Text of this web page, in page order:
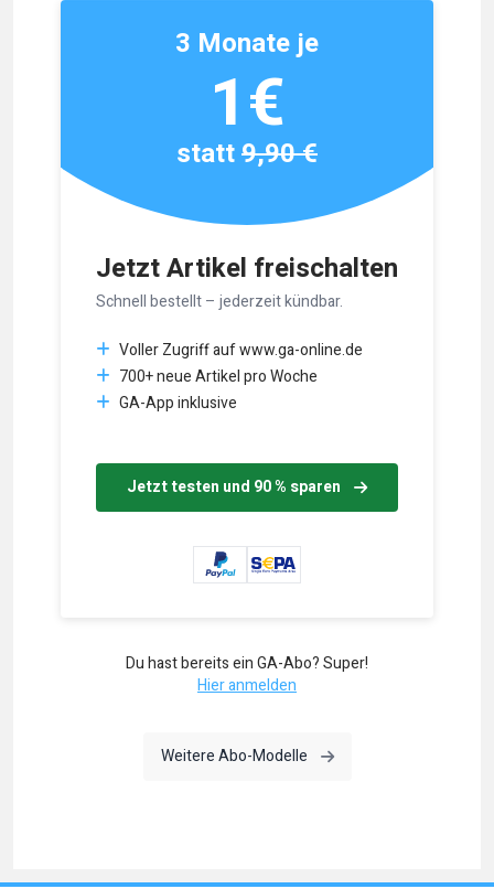
Jetzt Artikel freischalten
Schnell bestellt – jederzeit kündbar.
Voller Zugriff auf www.ga-online.de
700+ neue Artikel pro Woche
GA-App inklusive
Jetzt testen und 90 % sparen
3 Monate je
1€
statt9,90 €
Du hast bereits ein GA-Abo? Super!
Hier anmelden
Weitere Abo-Modelle